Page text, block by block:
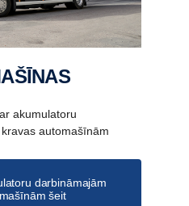
akumulatoru
automašīnām
darbināmajām
šeit